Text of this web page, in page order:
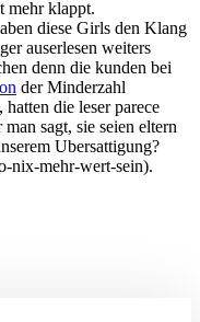
mehr klappt.
diese Girls den Klang
auserlesen weiters
denn die kunden bei
der Minderzahl
die leser parece
sagt, sie seien eltern
Ubersattigung?
nix-mehr-wert-sein).